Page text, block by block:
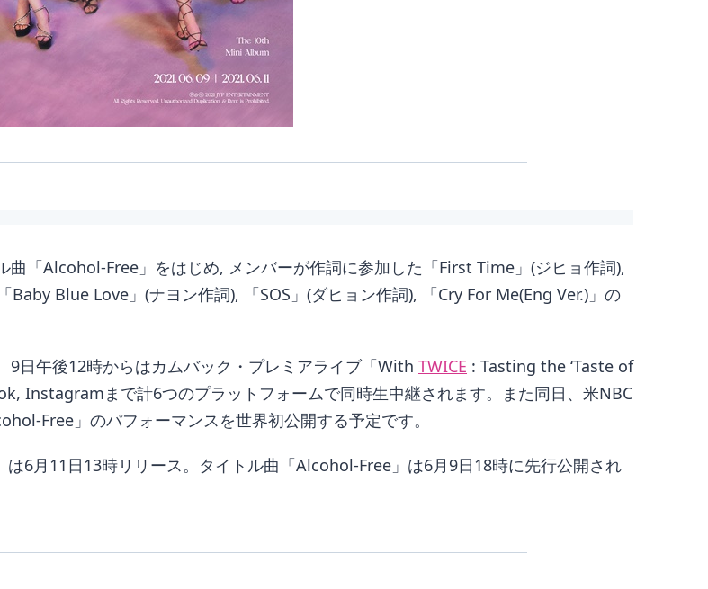
「Alcohol-Free」をはじめ, メンバーが作詞に参加した「First Time」(ジヒョ作詞),
Blue Love」(ナヨン作詞), 「SOS」(ダヒョン作詞), 「Cry For Me(Eng Ver.)」の
9日午後12時からはカムバック・プレミアライブ「With TWICE : Tasting the ‘Taste of
Instagramまで計6つのプラットフォームで同時生中継されます。また同日、米NBC
Free」のパフォーマンスを世界初公開する予定です。
6月11日13時リリース。タイトル曲「Alcohol-Free」は6月9日18時に先行公開され